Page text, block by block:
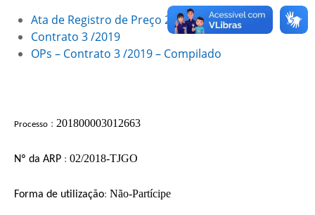
Ata de Registro de Preço 2 /2018 TJGO
Contrato 3 /2019
OPs – Contrato 3 /2019 – Compilado
Processo : 201800003012663
Nº da ARP : 02/2018-TJGO
Forma de utilização: Não-Partícipe